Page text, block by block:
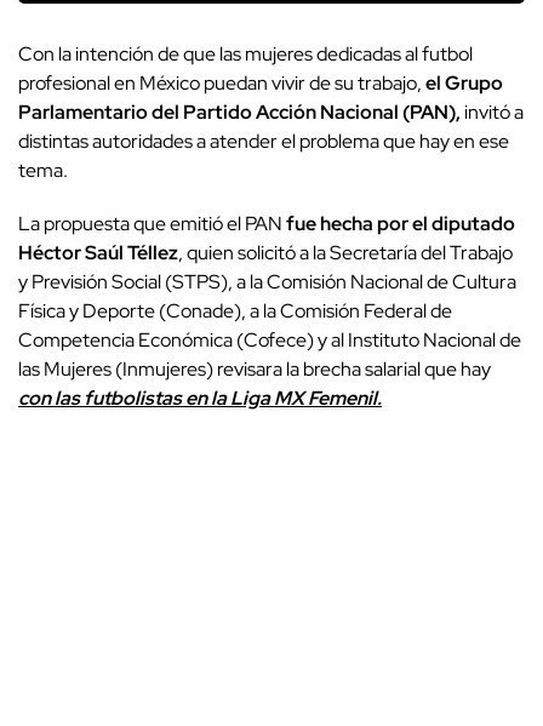
Con la intención de que las mujeres dedicadas al futbol
profesional en México puedan vivir de su trabajo,el Grupo
Parlamentario del Partido Acción Nacional (PAN),invitó a
distintas autoridades a atender el problema que hay en ese
tema.
La propuesta que emitió el PANfue hecha por el diputado
Héctor Saúl Téllez, quien solicitó a la Secretaría del Trabajo
y Previsión Social (STPS), a la Comisión Nacional de Cultura
Física y Deporte (Conade), a la Comisión Federal de
Competencia Económica (Cofece) y al Instituto Nacional de
las Mujeres (Inmujeres) revisara la brecha salarial que hay
con las futbolistas en la Liga MX Femenil.